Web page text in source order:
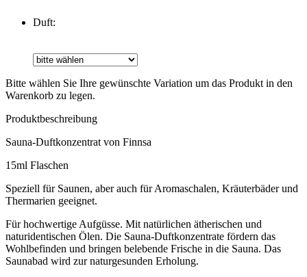
Duft:
Bitte wählen Sie Ihre gewünschte Variation um das Produkt in den
Warenkorb zu legen.
Produktbeschreibung
Sauna-Duftkonzentrat von Finnsa
15ml Flaschen
Speziell für Saunen, aber auch für Aromaschalen, Kräuterbäder und
Thermarien geeignet.
Für hochwertige Aufgüsse. Mit natürlichen ätherischen und
naturidentischen Ölen. Die Sauna-Duftkonzentrate fördern das
Wohlbefinden und bringen belebende Frische in die Sauna. Das
Saunabad wird zur naturgesunden Erholung.